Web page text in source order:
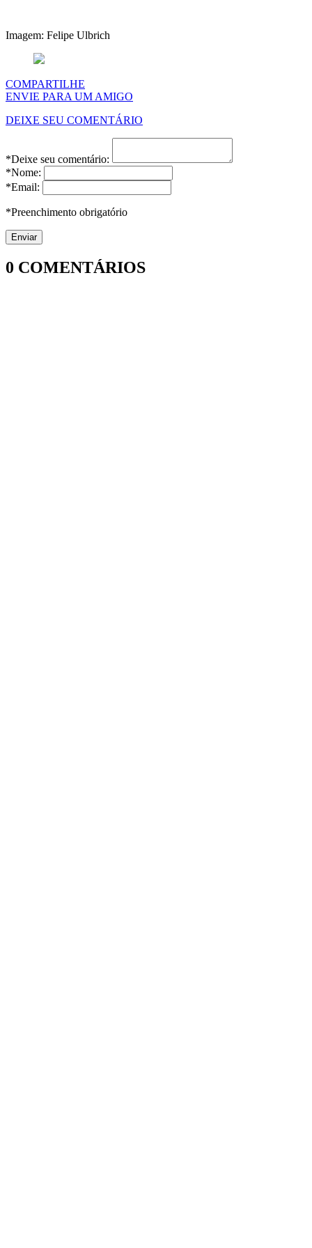
Imagem: Felipe Ulbrich
COMPARTILHE
ENVIE PARA UM AMIGO
DEIXE SEU COMENTÁRIO
*Deixe seu comentário:
*Nome:
*Email:
*Preenchimento obrigatório
0 COMENTÁRIOS